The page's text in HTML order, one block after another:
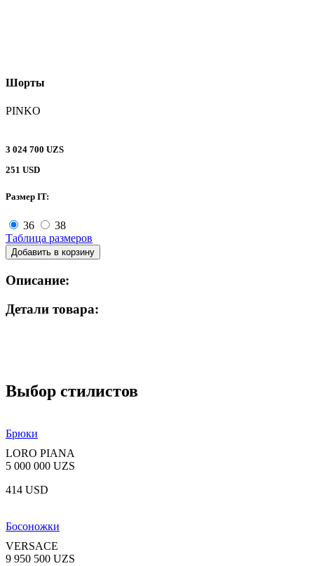
Шорты
PINKO
3 024 700 UZS
251 USD
Размер IT:
36
38
Таблица размеров
Добавить в корзину
Описание:
Детали товара:
Выбор стилистов
Брюки
LORO PIANA
5 000 000 UZS
414 USD
Босоножки
VERSACE
9 950 500 UZS